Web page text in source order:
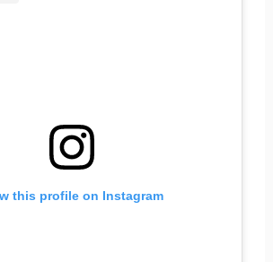
this profile on Instagram